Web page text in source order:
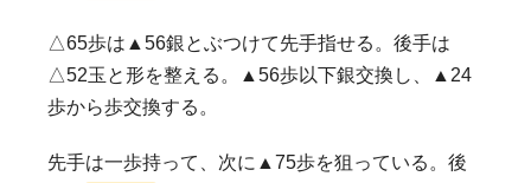
△65歩は▲56銀とぶつけて先手指せる。後手は
△52玉と形を整える。▲56歩以下銀交換し、▲24
歩から歩交換する。
先手は一歩持って、次に▲75歩を狙っている。後